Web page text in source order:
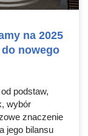
na 2025
nowego
podstaw,
wybór
znaczenie
jego bilansu